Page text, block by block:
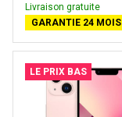
Livraison gratuite
GARANTIE 24 MOIS
LE PRIX BAS